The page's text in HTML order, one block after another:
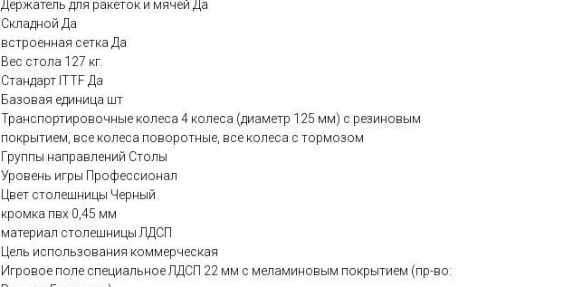
Держатель для ракеток и мячей Да
Складной Да
встроенная сетка Да
Вес стола 127 кг.
Стандарт ITTF Да
Базовая единица шт
Транспортировочные колеса 4 колеса (диаметр 125 мм) с резиновым
покрытием, все колеса поворотные, все колеса с тормозом
Группы направлений Столы
Уровень игры Профессионал
Цвет столешницы Черный
кромка пвх 0,45 мм
материал столешницы ЛДСП
Цель использования коммерческая
Игровое поле специальное ЛДСП 22 мм с меламиновым покрытием (пр-во: